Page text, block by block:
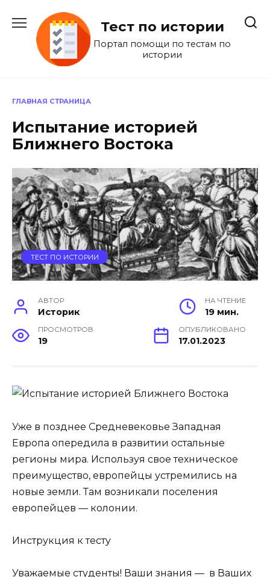
содержанию
Тест по истории
Портал помощи по тестам по
истории
ГЛАВНАЯ СТРАНИЦА
Испытание историей
Ближнего Востока
ТЕСТ ПО ИСТОРИИ
АВТОР
Историк
НА ЧТЕНИЕ
19 мин.
ПРОСМОТРОВ
19
ОПУБЛИКОВАНО
17.01.2023
Уже в позднее Средневековье Западная
Европа опередила в развитии остальные
регионы мира. Используя свое техническое
преимущество, европейцы устремились на
новые земли. Там возникали поселения
европейцев — колонии.
Инструкция к тесту
Уважаемые студенты! Ваши знания — в Ваших